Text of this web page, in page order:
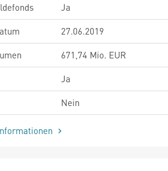
Ja
27.06.2019
671,74 Mio. EUR
Ja
Nein